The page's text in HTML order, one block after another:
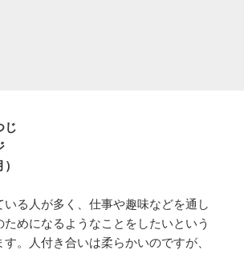
じ
いる人が多く、仕事や趣味などを通し
めになるようなことをしたいという
。人付き合いは柔らかいのですが、